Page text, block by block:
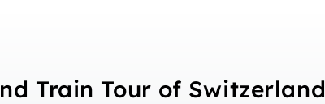
Train Tour of Switzerland